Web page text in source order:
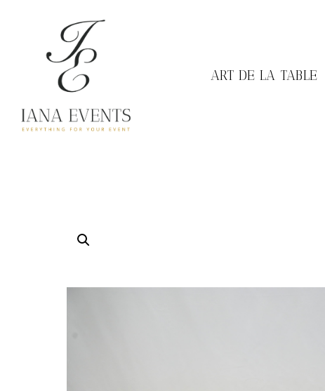
ART DE LA TABLE